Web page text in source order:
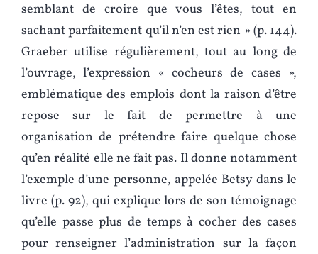
semblant de croire que vous l’êtes, tout en
sachant parfaitement qu’il n’en est rien » (p. 144).
Graeber utilise régulièrement, tout au long de
l’ouvrage, l’expression « cocheurs de cases »,
emblématique des emplois dont la raison d’être
repose sur le fait de permettre à une
organisation de prétendre faire quelque chose
qu’en réalité elle ne fait pas. Il donne notamment
l’exemple d’une personne, appelée Betsy dans le
livre (p. 92), qui explique lors de son témoignage
qu’elle passe plus de temps à cocher des cases
pour renseigner l’administration sur la façon